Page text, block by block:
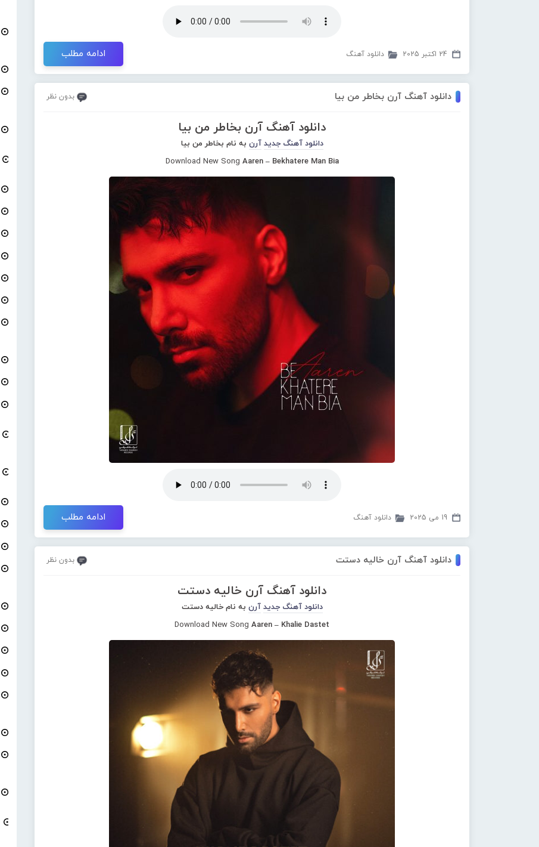
24 اکتبر 2025 دانلود آهنگ ادامه مطلب
دانلود آهنگ آرن بخاطر من بیا بدون نظر
دانلود آهنگ آرن بخاطر من بیا
دانلود آهنگ جدید آرن به نام بخاطر من بیا
Download New Song Aaren – Bekhatere Man Bia
19 می 2025 دانلود آهنگ ادامه مطلب
دانلود آهنگ آرن خالیه دستت بدون نظر
دانلود آهنگ آرن خالیه دستت
دانلود آهنگ جدید آرن به نام خالیه دستت
Download New Song Aaren – Khalie Dastet